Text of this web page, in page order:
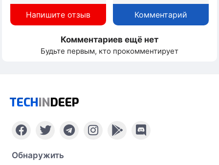
Напишите отзыв Комментарий
Комментариев ещё нет
Будьте первым, кто прокомментирует
TECHINDEEP
Обнаружить